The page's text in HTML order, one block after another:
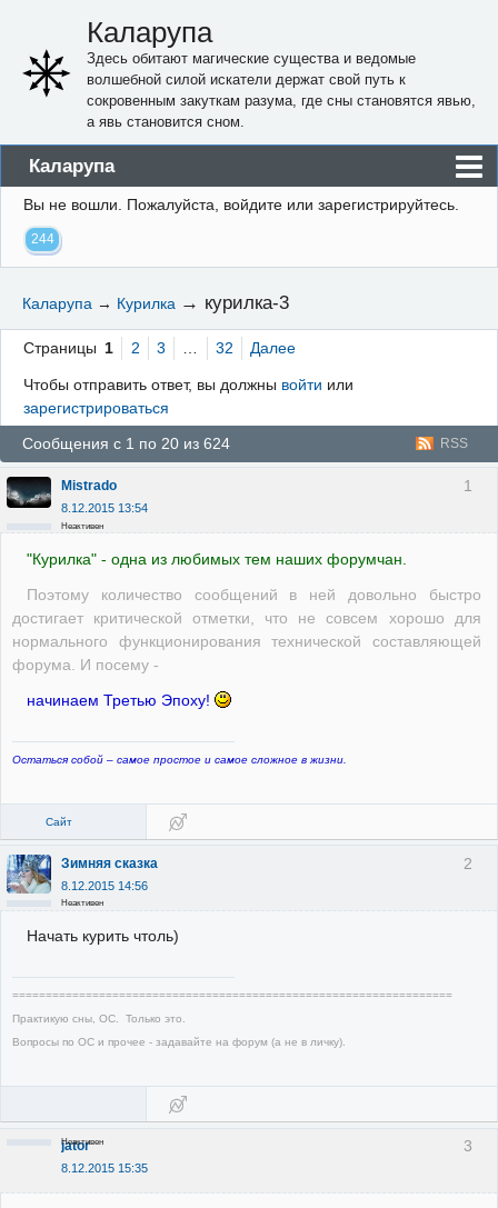
Каларупа
Здесь обитают магические существа и ведомые
волшебной силой искатели держат свой путь к
сокровенным закуткам разума, где сны становятся явью,
а явь становится сном.
Каларупа
Блог
Форум
Правила
Вход
Вы не вошли. Пожалуйста, войдите или зарегистрируйтесь.
244
Каларупа → Курилка → курилка-3
Страницы 1 2 3 … 32 Далее
Чтобы отправить ответ, вы должны войти или
зарегистрироваться
RSS
Сообщения с 1 по 20 из 624
1
Mistrado
8.12.2015 13:54
Неактивен
"Курилка" - одна из любимых тем наших форумчан.
Поэтому количество сообщений в ней довольно быстро
достигает критической отметки, что не совсем хорошо для
нормального функционирования технической составляющей
форума. И посему -
начинаем Третью Эпоху!
Остаться собой – самое простое и самое сложное в жизни.
Сайт
2
Зимняя сказка
8.12.2015 14:56
Неактивен
Начать курить чтоль)
==================================================================
Практикую сны, ОС. Только это.
Вопросы по ОС и прочее - задавайте на форум (а не в личку).
3
jator
8.12.2015 15:35
Неактивен